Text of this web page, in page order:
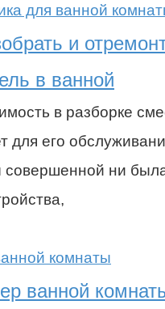
для ванной
и
в ванной
в разборке
для его
совершенной ни
комнаты
ванной